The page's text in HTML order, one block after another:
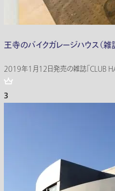
王寺のバイクガレージハウス（雑
2019年1月12日発売の雑誌「CLUB
3